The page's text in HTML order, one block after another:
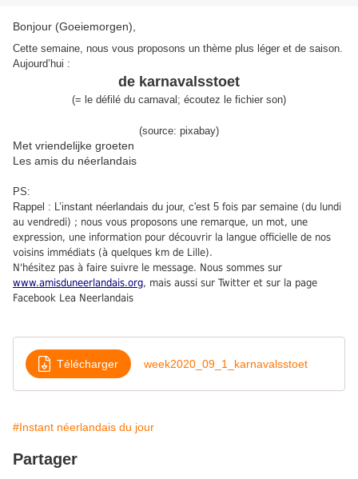
Bonjour (Goeiemorgen),
Cette semaine, nous vous proposons un thème plus léger et de saison.
Aujourd’hui :
de karnavalsstoet
(= le défilé du carnaval; écoutez le fichier son)
(source: pixabay)
Met vriendelijke groeten
Les amis du néerlandais
PS:
Rappel : L’instant néerlandais du jour, c'est 5 fois par semaine (du lundi
au vendredi) ; nous vous proposons une remarque, un mot, une
expression, une information pour découvrir la langue officielle de nos
voisins immédiats (à quelques km de Lille).
N'hésitez pas à faire suivre le message. Nous sommes sur
www.amisduneerlandais.org, mais aussi sur Twitter et sur la page
Facebook Lea Neerlandais
Télécharger week2020_09_1_karnavalsstoet
#Instant néerlandais du jour
Partager